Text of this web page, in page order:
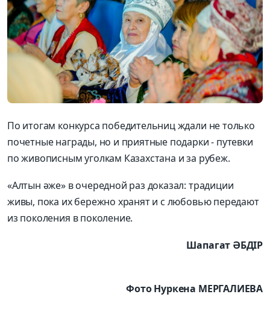
По итогам конкурса победительниц ждали не только
почетные награды, но и приятные подарки - путевки
по живописным уголкам Казахстана и за рубеж.
«Алтын әже» в очередной раз доказал: традиции
живы, пока их бережно хранят и с любовью передают
из поколения в поколение.
Шапагат ӘБДІР
Фото Нуркена МЕРГАЛИЕВА